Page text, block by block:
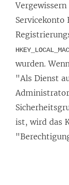
Servicekonto
wurden.
"Als Dienst
ist, wird das